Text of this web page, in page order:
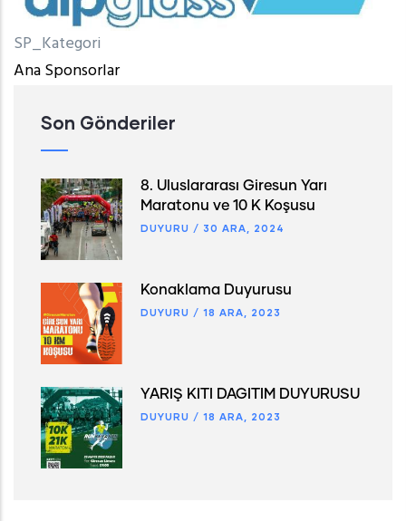
SP_Kategori
Ana Sponsorlar
Son Gönderiler
8. Uluslararası Giresun Yarı
Maratonu ve 10 K Koşusu
DUYURU / 30 ARA, 2024
Konaklama Duyurusu
DUYURU / 18 ARA, 2023
YARIŞ KİTİ DAĞITIM DUYURUSU
DUYURU / 18 ARA, 2023